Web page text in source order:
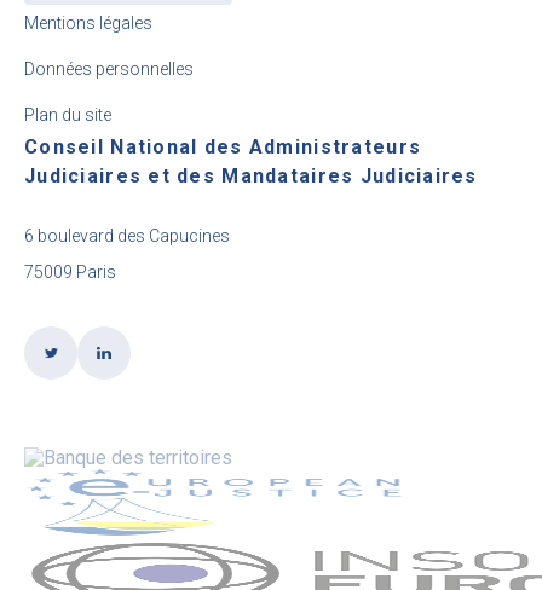
Mentions légales
Données personnelles
Plan du site
Conseil National des Administrateurs
Judiciaires et des Mandataires Judiciaires
6 boulevard des Capucines
75009 Paris